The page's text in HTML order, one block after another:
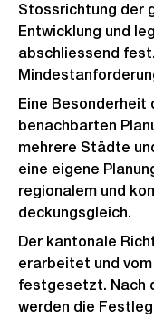
Stossrichtung der
Entwicklung und
abschliessend
Eine Besonderheit
benachbarten
mehrere Städte
eine eigene
regionalem und
deckungsgleich.
Der kantonale
erarbeitet und
festgesetzt. Nach
werden die